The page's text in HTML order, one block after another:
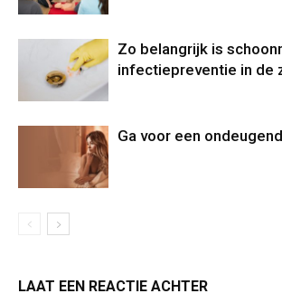
Zo belangrijk is
infectiepreventie in de
Ga voor een
LAAT EEN REACTIE ACHTER